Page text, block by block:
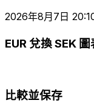
2026年8月7日
EUR 兌換 SEK 圖
比較並保存